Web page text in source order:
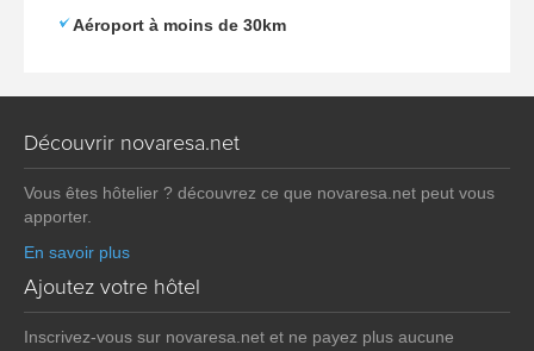
Aéroport à moins de 30km
Découvrir novaresa.net
Vous êtes hôtelier ? découvrez ce que novaresa.net peut vous
apporter.
En savoir plus
Ajoutez votre hôtel
Inscrivez-vous sur novaresa.net et ne payez plus aucune